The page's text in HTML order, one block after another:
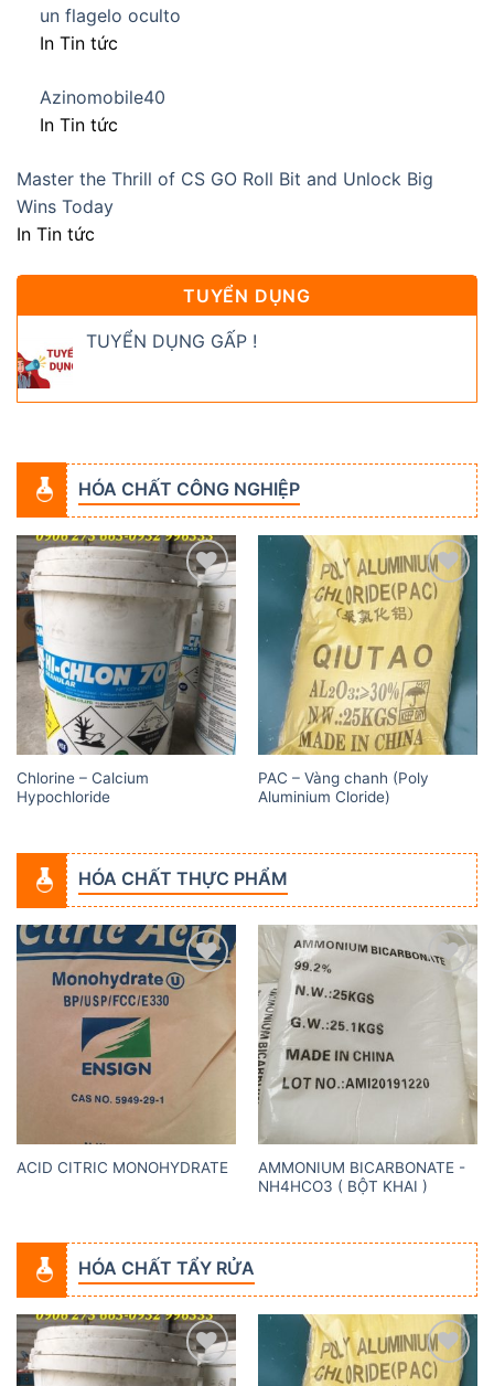
un flagelo oculto
In Tin tức
Azinomobile40
In Tin tức
Master the Thrill of CS GO Roll Bit and Unlock Big
Wins Today
In Tin tức
TUYỂN DỤNG
TUYỂN DỤNG GẤP !
HÓA CHẤT CÔNG NGHIỆP
Add to
wishlist
Chlorine – Calcium
Hypochloride
Add to
wishlist
PAC – Vàng chanh (Poly
Aluminium Cloride)
HÓA CHẤT THỰC PHẨM
Add to
ACID CITRIC MONOHYDRATE
Add to
AMMONIUM BICARBONATE -
NH4HCO3 ( BỘT KHAI )
HÓA CHẤT TẨY RỬA